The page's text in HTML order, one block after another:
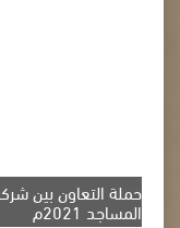
حملة التعاون بين
المساجد 2021م